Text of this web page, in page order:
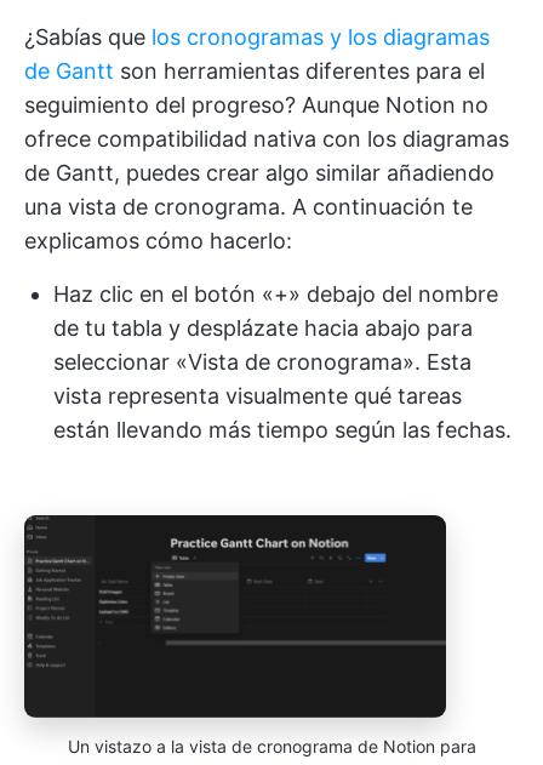
¿Sabías que los cronogramas y los diagramas
de Gantt son herramientas diferentes para el
seguimiento del progreso? Aunque Notion no
ofrece compatibilidad nativa con los diagramas
de Gantt, puedes crear algo similar añadiendo
una vista de cronograma. A continuación te
explicamos cómo hacerlo:
Haz clic en el botón «+» debajo del nombre
de tu tabla y desplázate hacia abajo para
seleccionar «Vista de cronograma». Esta
vista representa visualmente qué tareas
están llevando más tiempo según las fechas.
Un vistazo a la vista de cronograma de Notion para